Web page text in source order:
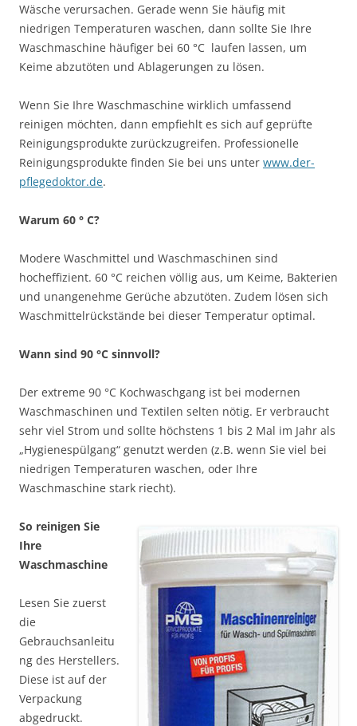
Wäsche verursachen. Gerade wenn Sie häufig mit
niedrigen Temperaturen waschen, dann sollte Sie Ihre
Waschmaschine häufiger bei 60 °C laufen lassen, um
Keime abzutöten und Ablagerungen zu lösen.
Wenn Sie Ihre Waschmaschine wirklich umfassend
reinigen möchten, dann empfiehlt es sich auf geprüfte
Reinigungsprodukte zurückzugreifen. Professionelle
Reinigungsprodukte finden Sie bei uns unter www.der-
pflegedoktor.de.
Warum 60 ° C?
Modere Waschmittel und Waschmaschinen sind
hocheffizient. 60 °C reichen völlig aus, um Keime, Bakterien
und unangenehme Gerüche abzutöten. Zudem lösen sich
Waschmittelrückstände bei dieser Temperatur optimal.
Wann sind 90 °C sinnvoll?
Der extreme 90 °C Kochwaschgang ist bei modernen
Waschmaschinen und Textilen selten nötig. Er verbraucht
sehr viel Strom und sollte höchstens 1 bis 2 Mal im Jahr als
„Hygienespülgang“ genutzt werden (z.B. wenn Sie viel bei
niedrigen Temperaturen waschen, oder Ihre
Waschmaschine stark riecht).
So reinigen Sie
Ihre
Waschmaschine
Lesen Sie zuerst
die
Gebrauchsanleitu
ng des Herstellers.
Diese ist auf der
Verpackung
abgedruckt.